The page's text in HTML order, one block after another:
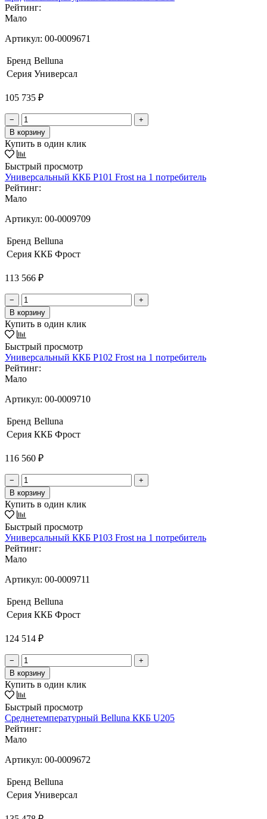
Рейтинг:
Мало
Артикул: 00-0009671
Бренд Belluna
Серия Универсал
105 735 ₽
−
+
В корзину
Купить в один клик
Быстрый просмотр
Универсальный ККБ Р101 Frost на 1 потребитель
Рейтинг:
Мало
Артикул: 00-0009709
Бренд Belluna
Серия ККБ Фрост
113 566 ₽
−
+
В корзину
Купить в один клик
Быстрый просмотр
Универсальный ККБ Р102 Frost на 1 потребитель
Рейтинг:
Мало
Артикул: 00-0009710
Бренд Belluna
Серия ККБ Фрост
116 560 ₽
−
+
В корзину
Купить в один клик
Быстрый просмотр
Универсальный ККБ Р103 Frost на 1 потребитель
Рейтинг:
Мало
Артикул: 00-0009711
Бренд Belluna
Серия ККБ Фрост
124 514 ₽
−
+
В корзину
Купить в один клик
Быстрый просмотр
Среднетемпературный Belluna ККБ U205
Рейтинг:
Мало
Артикул: 00-0009672
Бренд Belluna
Серия Универсал